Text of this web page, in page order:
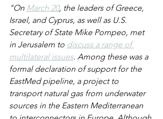
"On March 20, the leaders of Greece,
Israel, and Cyprus, as well as U.S.
Secretary of State Mike Pompeo, met
in Jerusalem to discuss a range of
multilateral issues. Among these was a
formal declaration of support for the
EastMed pipeline, a project to
transport natural gas from underwater
sources in the Eastern Mediterranean